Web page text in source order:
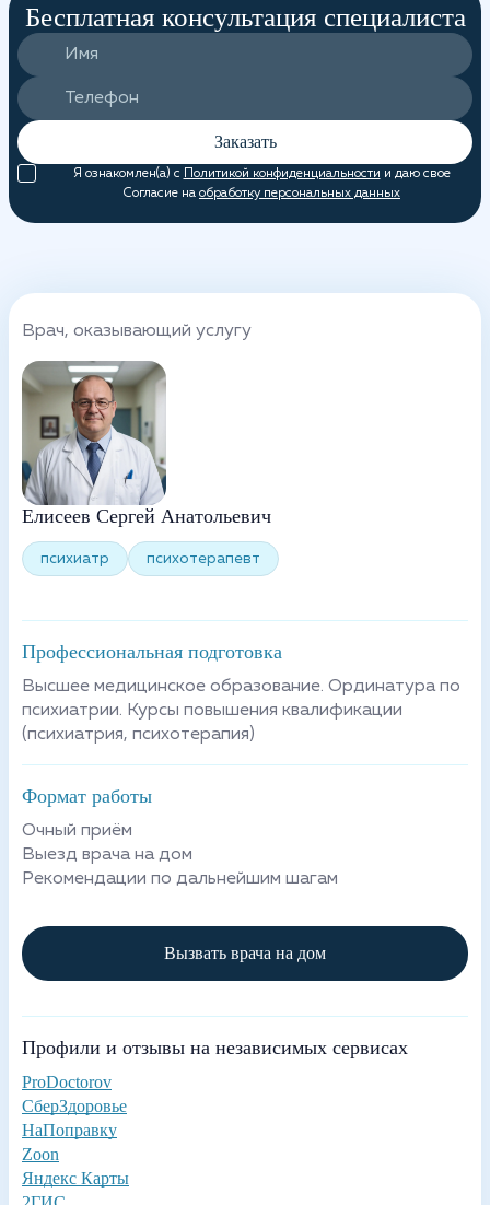
Бесплатная консультация специалиста
Заказать
Я ознакомлен(а) с Политикой конфиденциальности и даю свое
Согласие на обработку персональных данных
Врач, оказывающий услугу
Елисеев Сергей Анатольевич
психиатр психотерапевт
Профессиональная подготовка
Высшее медицинское образование. Ординатура по
психиатрии. Курсы повышения квалификации
(психиатрия, психотерапия)
Формат работы
Очный приём
Выезд врача на дом
Рекомендации по дальнейшим шагам
Вызвать врача на дом
Профили и отзывы на независимых сервисах
ProDoctorov
СберЗдоровье
НаПоправку
Zoon
Яндекс Карты